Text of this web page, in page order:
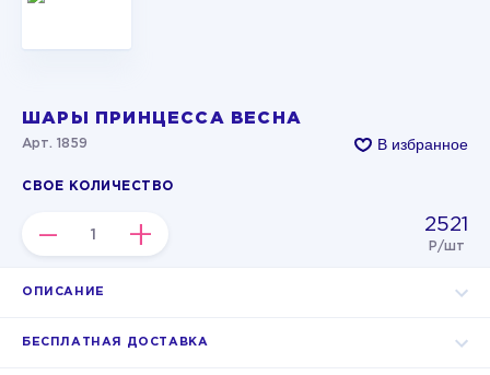
ШАРЫ ПРИНЦЕССА ВЕСНА
Арт. 1859 В избранное
СВОЕ КОЛИЧЕСТВО
– + 2521
Р/шт
ОПИСАНИЕ
БЕСПЛАТНАЯ ДОСТАВКА